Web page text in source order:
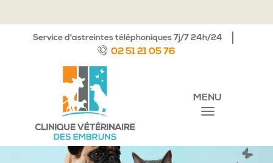
MENU
Service d'astreintes téléphoniques 7j/7 24h/24
02 51 21 05 76